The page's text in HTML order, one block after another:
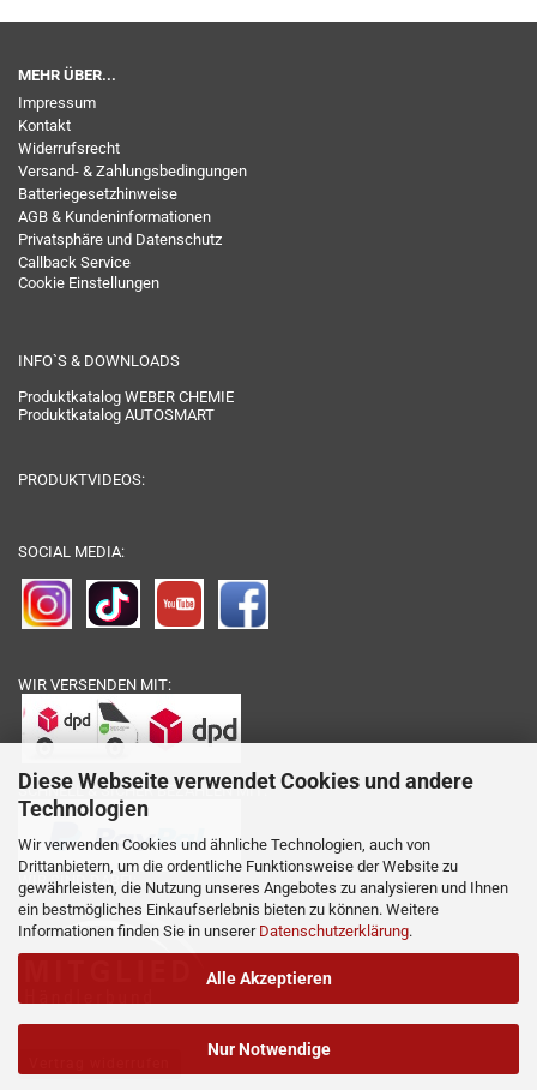
Diese Webseite verwendet Cookies und andere
Technologien
Wir verwenden Cookies und ähnliche Technologien, auch von
Drittanbietern, um die ordentliche Funktionsweise der Website zu
gewährleisten, die Nutzung unseres Angebotes zu analysieren und Ihnen
ein bestmögliches Einkaufserlebnis bieten zu können. Weitere
Informationen finden Sie in unserer Datenschutzerklärung.
Alle Akzeptieren
Nur Notwendige
MEHR ÜBER...
Impressum
Kontakt
Widerrufsrecht
Versand- & Zahlungsbedingungen
Batteriegesetzhinweise
AGB & Kundeninformationen
Privatsphäre und Datenschutz
Callback Service
Cookie Einstellungen
INFO`S & DOWNLOADS
Produktkatalog WEBER CHEMIE
Produktkatalog AUTOSMART
PRODUKTVIDEOS:
SOCIAL MEDIA:
WIR VERSENDEN MIT:
SCHNELL & SICHER BEZAHLEN MIT:
WIR SIND DABEI: